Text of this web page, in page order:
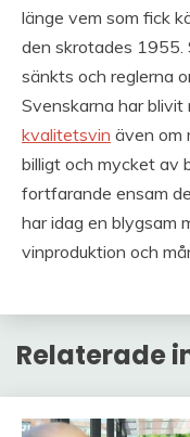
länge vem som fick
den skrotades 1955.
sänkts och reglerna
Svenskarna har blivit
kvalitetsvin även om
billigt och mycket av
fortfarande ensam
har idag en blygsam
vinproduktion och
Relaterade